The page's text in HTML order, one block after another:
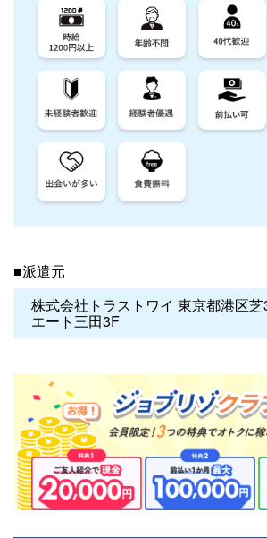
■派遣元
株式会社トラストワイ 東京都港区芝
エート三田3F